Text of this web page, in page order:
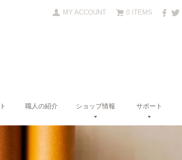
0 ITEMS
MY ACCOUNT
職人の紹介 ショップ情報 サポート